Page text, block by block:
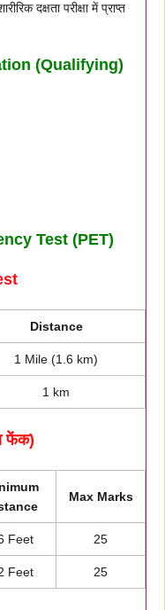
दक्षता परीक्षा में प्राप्त
(Qualifying)
Test (PET)
Distance
1 Mile (1.6 km)
1 km
फेंक)
Max Marks
Feet 25
Feet 25